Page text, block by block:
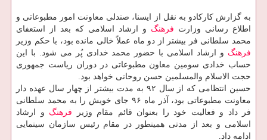
به گزارش كاركادو به نقل از ایسنا، صندلی معاونت امور مطبوعاتی و
اطلاع رسانی وزارت فرهنگ و ارشاد اسلامی كه بعد از استعفای
محمد سلطانی فر بیشتر از دو ماه عملاً خالی مانده بود، با حكم وزیر
فرهنگ و ارشاد اسلامی با حضور محمد خدادی پُر می شود. با این
حساب خدادی سومین معاون مطبوعاتی در دوران ریاست جمهوری
حجت الاسلام والمسلمین حسن روحانی خواهد بود.
حسین انتظامی كه از سال ۹۲ به مدت بیشتر از چهار سال عهده دار
معاونت مطبوعاتی بود، آذر ماه ۹۶ جای خویش را به محمد سلطانی
فر داد و فعالیت خود را بعنوان قائم مقام وزیر فرهنگ و ارشاد
اسلامی و بعد از مدتی همینطور در مقام رئیس سازمان سینمایی
ادامه داد.